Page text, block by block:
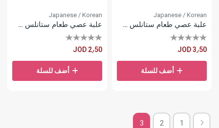
Japanese / Korean
علبة عصي طعام ستانلس ستيل
JOD 3٫50
أضف للسلة
Japanese / Korean
علبة عصي طعام ستانلس ستيل
JOD 2٫50
أضف للسلة
1
2
3